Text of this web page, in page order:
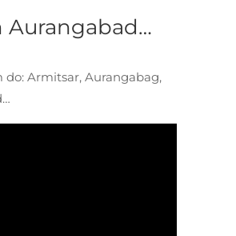
Aurangabad…
do: Armitsar, Aurangabag,